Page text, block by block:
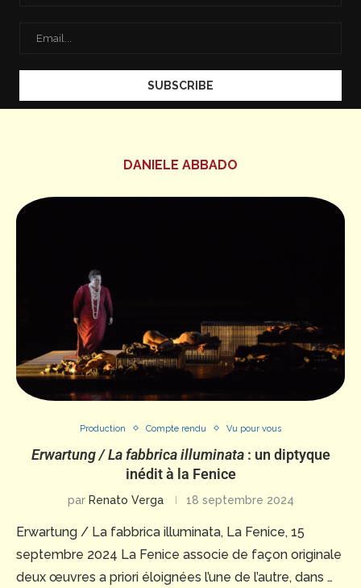
DANIELE ABBADO
Production Compte rendu Vu pour vous
Erwartung / La fabbrica illuminata: un diptyque
inédit à la Fenice
par Renato Verga 18 septembre 2024
Erwartung / La fabbrica illuminata, La Fenice, 15
septembre 2024 La Fenice associe de façon originale
deux œuvres a priori éloignées l’une de l’autre, dans …